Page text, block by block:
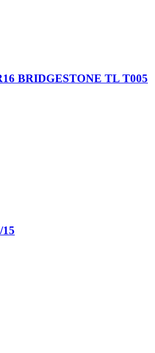
BRIDGESTONE TL T005